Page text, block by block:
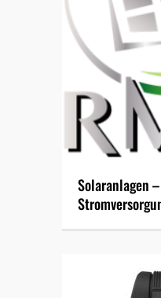
Solaranlagen